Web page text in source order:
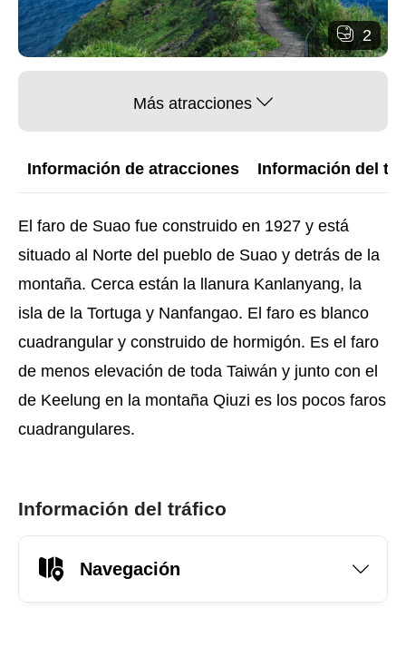
2
Más atracciones
Información de atracciones Información del
El faro de Suao fue construido en 1927 y está
situado al Norte del pueblo de Suao y detrás de la
montaña. Cerca están la llanura Kanlanyang, la
isla de la Tortuga y Nanfangao. El faro es blanco
cuadrangular y construido de hormigón. Es el faro
de menos elevación de toda Taiwán y junto con el
de Keelung en la montaña Qiuzi es los pocos faros
cuadrangulares.
Información del tráfico
Navegación